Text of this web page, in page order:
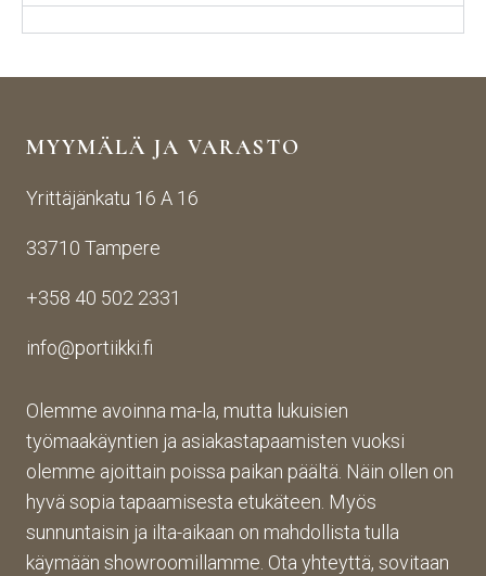
MYYMÄLÄ JA VARASTO
Yrittäjänkatu 16 A 16
33710 Tampere
+358 40 502 2331
info@portiikki.fi
Olemme avoinna ma-la, mutta lukuisien
työmaakäyntien ja asiakastapaamisten vuoksi
olemme ajoittain poissa paikan päältä. Näin ollen on
hyvä sopia tapaamisesta etukäteen. Myös
sunnuntaisin ja ilta-aikaan on mahdollista tulla
käymään showroomillamme. Ota yhteyttä, sovitaan